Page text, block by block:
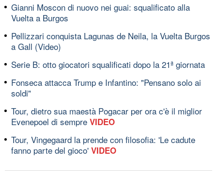
Gianni Moscon di nuovo nei guai: squalificato alla
Vuelta a Burgos
Pellizzari conquista Lagunas de Neila, la Vuelta Burgos
a Gall (Video)
Serie B: otto giocatori squalificati dopo la 21ª giornata
Fonseca attacca Trump e Infantino: "Pensano solo ai
soldi"
Tour, dietro sua maestà Pogacar per ora c'è il miglior
Evenepoel di sempre VIDEO
Tour, Vingegaard la prende con filosofia: 'Le cadute
fanno parte del gioco' VIDEO